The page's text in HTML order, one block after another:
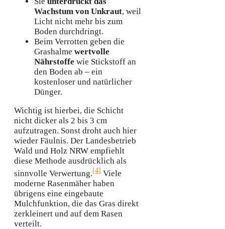
Wachstum von Unkraut, weil
Licht nicht mehr bis zum
Boden durchdringt.
Beim Verrotten geben die
Grashalme wertvolle
Nährstoffe wie Stickstoff an
den Boden ab – ein
kostenloser und natürlicher
Dünger.
Wichtig ist hierbei, die Schicht
nicht dicker als 2 bis 3 cm
aufzutragen. Sonst droht auch hier
wieder Fäulnis. Der Landesbetrieb
Wald und Holz NRW empfiehlt
diese Methode ausdrücklich als
sinnvolle Verwertung.[4] Viele
moderne Rasenmäher haben
übrigens eine eingebaute
Mulchfunktion, die das Gras direkt
zerkleinert und auf dem Rasen
verteilt.